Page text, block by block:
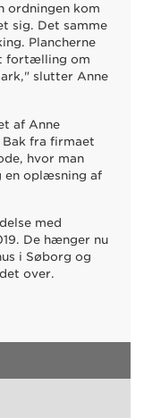
ordningen kom
sig. Det samme
Plancherne
fortælling om
slutter Anne
af Anne
fra firmaet
hvor man
en oplæsning af
med
De hænger nu
i Søborg og
over.